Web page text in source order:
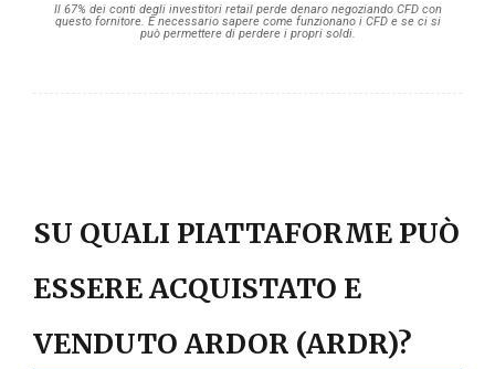
Il 67% dei conti degli investitori retail perde denaro negoziando CFD con
questo fornitore. È necessario sapere come funzionano i CFD e se ci si
può permettere di perdere i propri soldi.
SU QUALI PIATTAFORME PUÒ
ESSERE ACQUISTATO E
VENDUTO ARDOR (ARDR)?